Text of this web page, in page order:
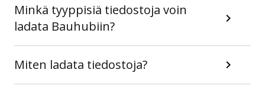
Minkä tyyppisiä tiedostoja voin
ladata Bauhubiin?
Miten ladata tiedostoja?